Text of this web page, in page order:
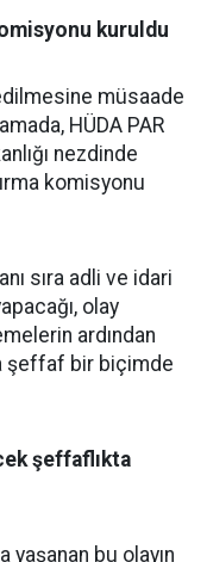
kuruldu
müsaade
HÜDA PAR
nezdinde
komisyonu
sıra adli ve idari
olay
ardından
şeffaf bir biçimde
şeffaflıkta
yaşanan bu olayın